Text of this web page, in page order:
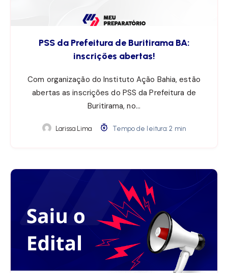
PSS da Prefeitura de Buritirama BA:
inscrições abertas!
Com organização do Instituto Ação Bahia, estão
abertas as inscrições do PSS da Prefeitura de
Buritirama, no…
Larissa Lima Tempo de leitura: 2 min